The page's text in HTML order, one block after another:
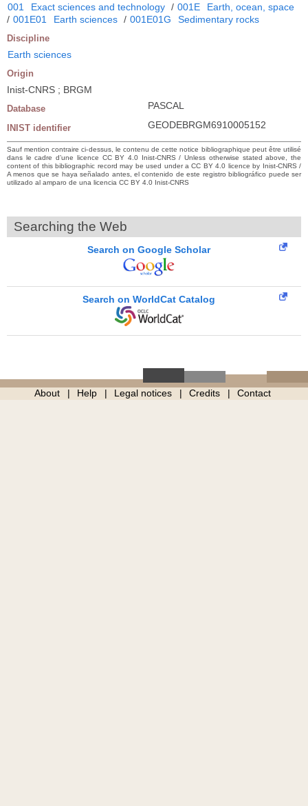
001 Exact sciences and technology / 001E
Earth, ocean, space
/ 001E01 Earth sciences / 001E01G Sedimentary rocks
Discipline
Earth sciences
Origin
Inist-CNRS ; BRGM
Database PASCAL
INIST identifier GEODEBRGM6910005152
Sauf mention contraire ci-dessus, le contenu de cette notice bibliographique peut être utilisé
dans le cadre d’une licence CC BY 4.0 Inist-CNRS / Unless otherwise stated above, the
content of this bibliographic record may be used under a CC BY 4.0 licence by Inist-CNRS /
A menos que se haya señalado antes, el contenido de este registro bibliográfico puede ser
utilizado al amparo de una licencia CC BY 4.0 Inist-CNRS
Searching the Web
Search on Google Scholar
Search on WorldCat Catalog
About Help Legal notices Credits Contact